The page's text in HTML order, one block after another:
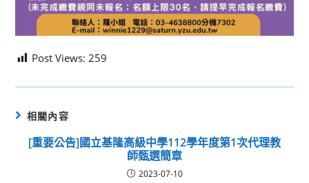
Post Views: 259
相關內容
[重要公告]國立基隆高級中學112學年度第1次代理教
師甄選簡章
2023-07-10